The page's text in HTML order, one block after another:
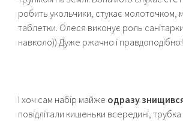
робить укольчики, стукає молоточком,
таблетки. Олеся виконує роль
навколо)) Дуже ржачно і правдоподібно!
І хоч сам набір майже одразу
повідлітали кишеньки всередині,